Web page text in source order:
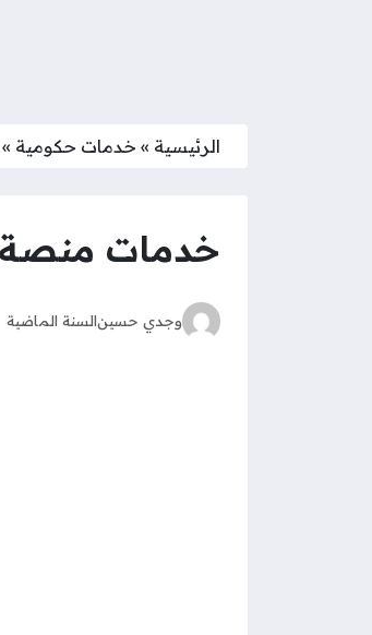
الرئيسية » خدمات حكومية »
خدمات منصة
وجدي حسينالسنة الماضية